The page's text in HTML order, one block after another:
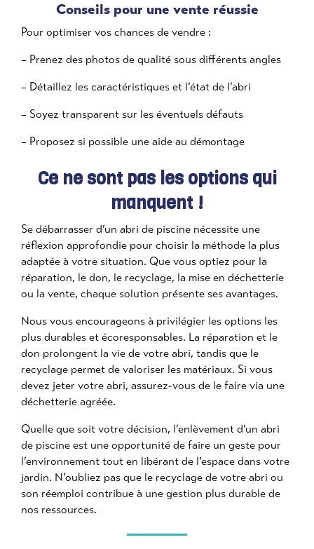
Conseils pour une vente réussie
Pour optimiser vos chances de vendre :
– Prenez des photos de qualité sous différents angles
– Détaillez les caractéristiques et l’état de l’abri
– Soyez transparent sur les éventuels défauts
– Proposez si possible une aide au démontage
Ce ne sont pas les options qui
manquent !
Se débarrasser d’un abri de piscine nécessite une
réflexion approfondie pour choisir la méthode la plus
adaptée à votre situation. Que vous optiez pour la
réparation, le don, le recyclage, la mise en déchetterie
ou la vente, chaque solution présente ses avantages.
Nous vous encourageons à privilégier les options les
plus durables et écoresponsables. La réparation et le
don prolongent la vie de votre abri, tandis que le
recyclage permet de valoriser les matériaux. Si vous
devez jeter votre abri, assurez-vous de le faire via une
déchetterie agréée.
Quelle que soit votre décision, l’enlèvement d’un abri
de piscine est une opportunité de faire un geste pour
l’environnement tout en libérant de l’espace dans votre
jardin. N’oubliez pas que le recyclage de votre abri ou
son réemploi contribue à une gestion plus durable de
nos ressources.